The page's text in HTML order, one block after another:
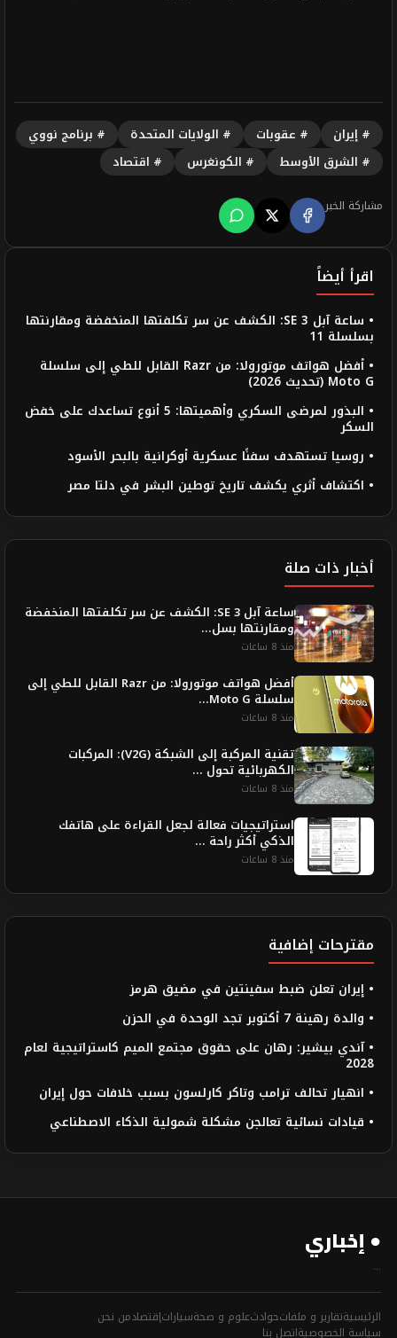
# إيران # عقوبات # الولايات المتحدة
# برنامج نووي
# الشرق الأوسط
# الكونغرس # اقتصاد
مشاركة الخبر
اقرأ أيضاً
• ساعة آبل SE 3: الكشف عن سر تكلفتها المنخفضة ومقارنتها
بسلسلة 11
• أفضل هواتف موتورولا: من Razr القابل للطي إلى سلسلة
Moto G (تحديث 2026)
• البذور لمرضى السكري وأهميتها: 5 أنوع تساعدك على خفض
السكر
• روسيا تستهدف سفنًا عسكرية أوكرانية بالبحر الأسود
• اكتشاف أثري يكشف تاريخ توطين البشر في دلتا مصر
أخبار ذات صلة
ساعة آبل SE 3: الكشف عن سر تكلفتها المنخفضة
ومقارنتها بسل...
منذ 8 ساعات
أفضل هواتف موتورولا: من Razr القابل للطي إلى
سلسلة Moto G...
منذ 8 ساعات
تقنية المركبة إلى الشبكة (V2G): المركبات
الكهربائية تحول ...
منذ 8 ساعات
استراتيجيات فعالة لجعل القراءة على هاتفك
الذكي أكثر راحة ...
منذ 8 ساعات
مقترحات إضافية
• إيران تعلن ضبط سفينتين في مضيق هرمز
• والدة رهينة 7 أكتوبر تجد الوحدة في الحزن
• آندي بيشير: رهان على حقوق مجتمع الميم كاستراتيجية لعام
2028
• انهيار تحالف ترامب وتاكر كارلسون بسبب خلافات حول إيران
• قيادات نسائية تعالجن مشكلة شمولية الذكاء الاصطناعي
● إخباري
...
الرئيسيةتقارير و ملفاتحوادثعلوم و صحةسياراتإقتصادمن نحن
سياسة الخصوصيةاتصل بنا